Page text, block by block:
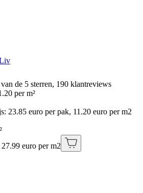
de 5 sterren, 190 klantreviews
per m²
23.85 euro per pak, 11.20 euro per m2
euro per m2